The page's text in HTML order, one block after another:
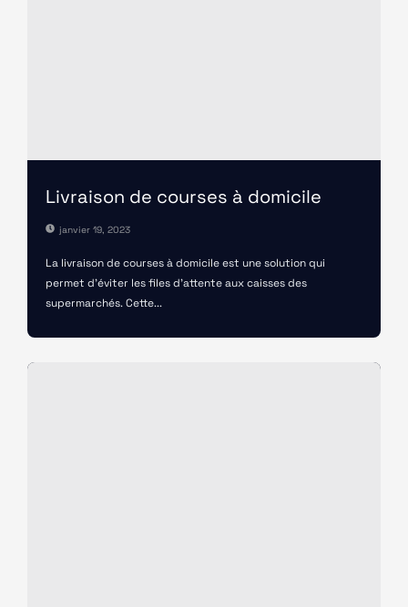
Livraison de courses à domicile
janvier 19, 2023
La livraison de courses à domicile est une solution qui
permet d’éviter les files d'attente aux caisses des
supermarchés. Cette...